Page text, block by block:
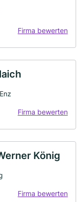
Firma bewerten
Firma bewerten
König
Firma bewerten